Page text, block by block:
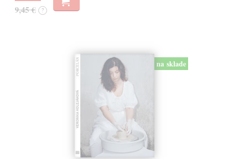
9,45 € ?
na sklade